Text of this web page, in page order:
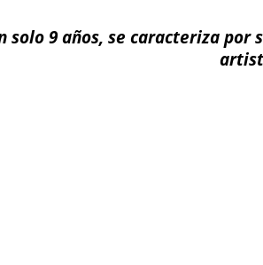
solo 9 años, se caracteriza